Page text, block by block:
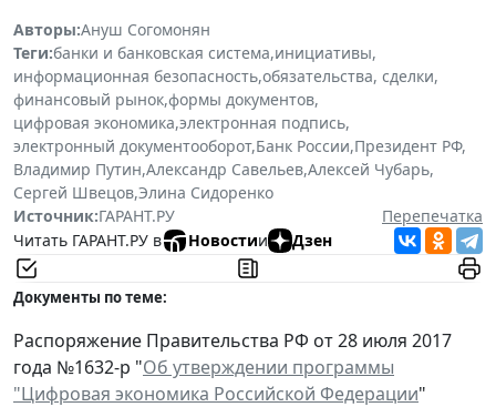
Авторы:Ануш Согомонян
Теги:банки и банковская система,инициативы,
информационная безопасность,обязательства, сделки,
финансовый рынок,формы документов,
цифровая экономика,электронная подпись,
электронный документооборот,Банк России,Президент РФ,
Владимир Путин,Александр Савельев,Алексей Чубарь,
Сергей Швецов,Элина Сидоренко
Источник:ГАРАНТ.РУ
Перепечатка
Читать ГАРАНТ.РУ в
Новостии Дзен
Документы по теме:
Распоряжение Правительства РФ от 28 июля 2017
года №1632-р "Об утверждении программы
"Цифровая экономика Российской Федерации"